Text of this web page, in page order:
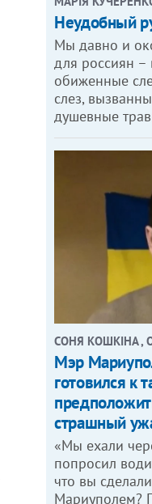
​Неудобный
Мы давно и
для россиян
обиженные
слез,
душевные
СОНЯ КОШКІНА ,
Мэр
готовился к
страшный
«Мы ехали
попросил
что вы
Мариуполем?